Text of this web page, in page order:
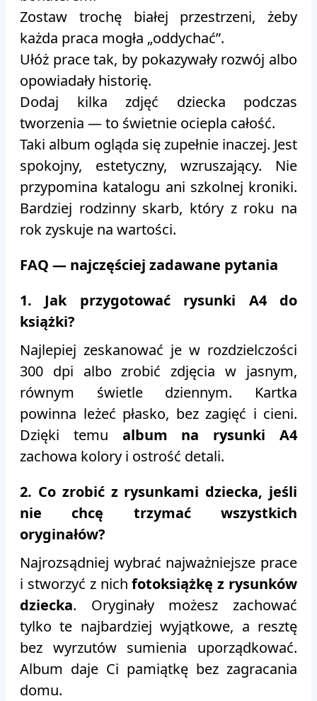
Zostaw trochę białej przestrzeni, żeby
każda praca mogła „oddychać”.
Ułóż prace tak, by pokazywały rozwój albo
opowiadały historię.
Dodaj kilka zdjęć dziecka podczas
tworzenia — to świetnie ociepla całość.
Taki album ogląda się zupełnie inaczej. Jest
spokojny, estetyczny, wzruszający. Nie
przypomina katalogu ani szkolnej kroniki.
Bardziej rodzinny skarb, który z roku na
rok zyskuje na wartości.
FAQ — najczęściej zadawane pytania
1. Jak przygotować rysunki A4 do
książki?
Najlepiej zeskanować je w rozdzielczości
300 dpi albo zrobić zdjęcia w jasnym,
równym świetle dziennym. Kartka
powinna leżeć płasko, bez zagięć i cieni.
Dzięki temu album na rysunki A4
zachowa kolory i ostrość detali.
2. Co zrobić z rysunkami dziecka, jeśli
nie chcę trzymać wszystkich
oryginałów?
Najrozsądniej wybrać najważniejsze prace
i stworzyć z nichfotoksiążkę z rysunków
dziecka. Oryginały możesz zachować
tylko te najbardziej wyjątkowe, a resztę
bez wyrzutów sumienia uporządkować.
Album daje Ci pamiątkę bez zagracania
domu.